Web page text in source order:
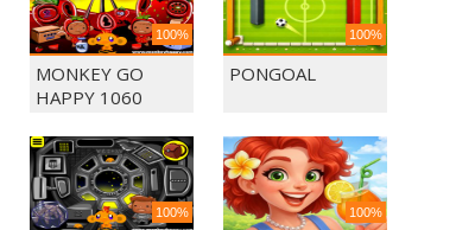
100%
MONKEY GO
HAPPY 1060
100%
PONGOAL
100% 100%